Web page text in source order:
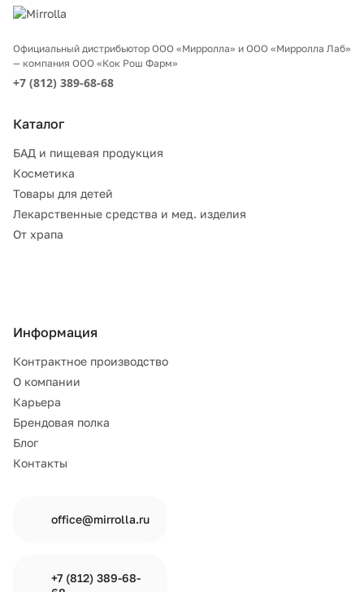
Официальный дистрибьютор ООО «Мирролла» и ООО «Мирролла Лаб»
— компания ООО «Кок Рош Фарм»
+7 (812) 389-68-68
Каталог
БАД и пищевая продукция
Косметика
Товары для детей
Лекарственные средства и мед. изделия
От храпа
Информация
Контрактное производство
О компании
Карьера
Брендовая полка
Блог
Контакты
office@mirrolla.ru
+7 (812) 389-68-